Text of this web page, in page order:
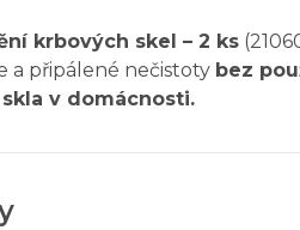
krbových skel – 2 ks
a připálené nečistoty bez
v domácnosti.